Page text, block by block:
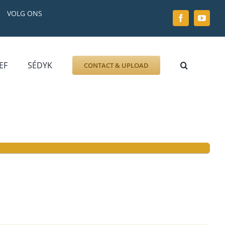
VOLG ONS
GRAFZERK
ALLLES
SÉDYK CONTACT & UPLOAD